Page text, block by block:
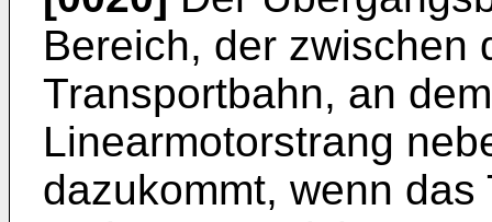
Bereich, der zwischen
Transportbahn, an
Linearmotorstrang
dazukommt, wenn